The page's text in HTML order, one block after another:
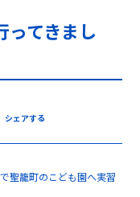
ってきまし
シェアする
聖籠町のこども園へ実習